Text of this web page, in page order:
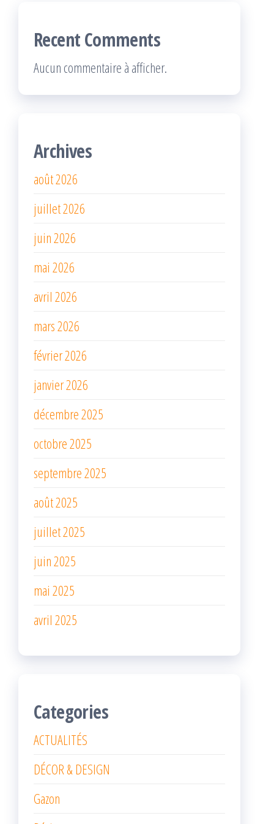
Recent Comments
Aucun commentaire à afficher.
Archives
août 2026
juillet 2026
juin 2026
mai 2026
avril 2026
mars 2026
février 2026
janvier 2026
décembre 2025
octobre 2025
septembre 2025
août 2025
juillet 2025
juin 2025
mai 2025
avril 2025
Categories
ACTUALITÉS
DÉCOR & DESIGN
Gazon